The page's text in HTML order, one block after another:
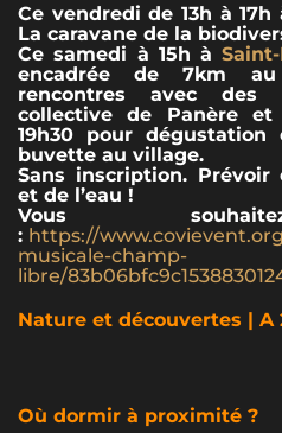
Ce vendredi de 13h à 17h
La caravane de la
Ce samedi à 15h à
encadrée de 7km
rencontres avec des
collective de Panère et
19h30 pour
buvette au village.
Sans inscription. Prévoir
et de l’eau !
Vous
: https://
musicale-champ-
libre/
Nature et découvertes | A
Où dormir à proximité ?